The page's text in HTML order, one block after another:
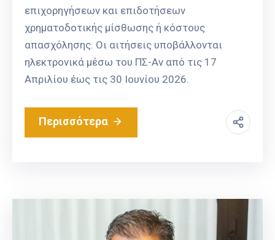
επιχορηγήσεων και επιδοτήσεων
χρηματοδοτικής μίσθωσης ή κόστους
απασχόλησης. Οι αιτήσεις υποβάλλονται
ηλεκτρονικά μέσω του ΠΣ-Αν από τις 17
Απριλίου έως τις 30 Ιουνίου 2026.
Περισσότερα